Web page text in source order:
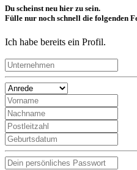
Du scheinst neu hier zu sein.
Fülle nur noch schnell die folgenden
Ich habe bereits ein Profil.